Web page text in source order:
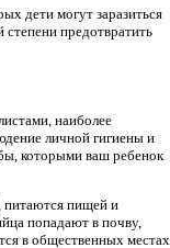
дети могут заразиться
предотвратить
наиболее
личной гигиены и
которыми ваш ребенок
питаются пищей и
попадают в почву,
в общественных